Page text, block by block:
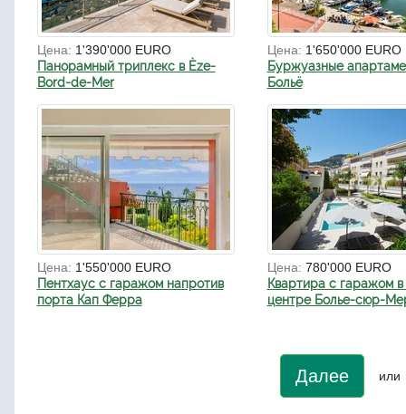
Цена: 1'390'000 EURO
Панорамный триплекс в Èze-
Bord-de-Mer
Цена: 1'650'000 EURO
Буржуазные
Больё
Цена: 1'550'000 EURO
Пентхаус с гаражом напротив
порта Кап Ферра
Цена: 780'000 EURO
Квартира с гаражом
центре Болье-сюр-
Далее или